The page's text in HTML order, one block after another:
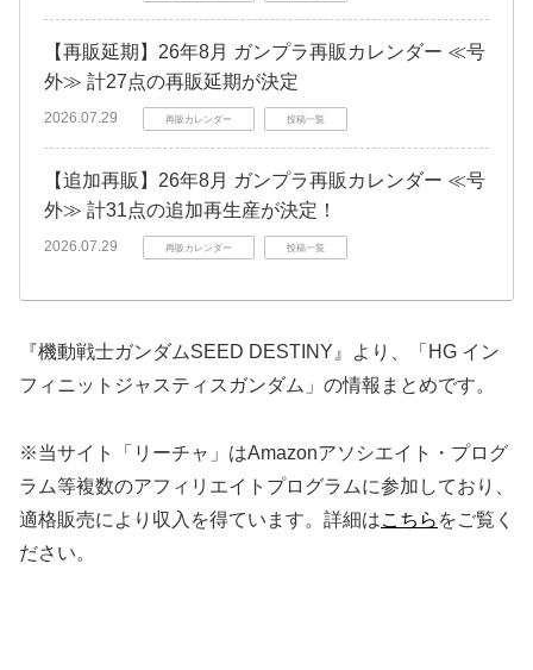
【再販延期】26年8月 ガンプラ再販カレンダー ≪号
外≫ 計27点の再販延期が決定
2026.07.29 再販カレンダー 投稿一覧
【追加再販】26年8月 ガンプラ再販カレンダー ≪号
外≫ 計31点の追加再生産が決定！
2026.07.29 再販カレンダー 投稿一覧
『機動戦士ガンダムSEED DESTINY』より、「HG イン
フィニットジャスティスガンダム」の情報まとめです。
※当サイト「リーチャ」はAmazonアソシエイト・プログ
ラム等複数のアフィリエイトプログラムに参加しており、
適格販売により収入を得ています。詳細はこちら をご覧く
ださい。